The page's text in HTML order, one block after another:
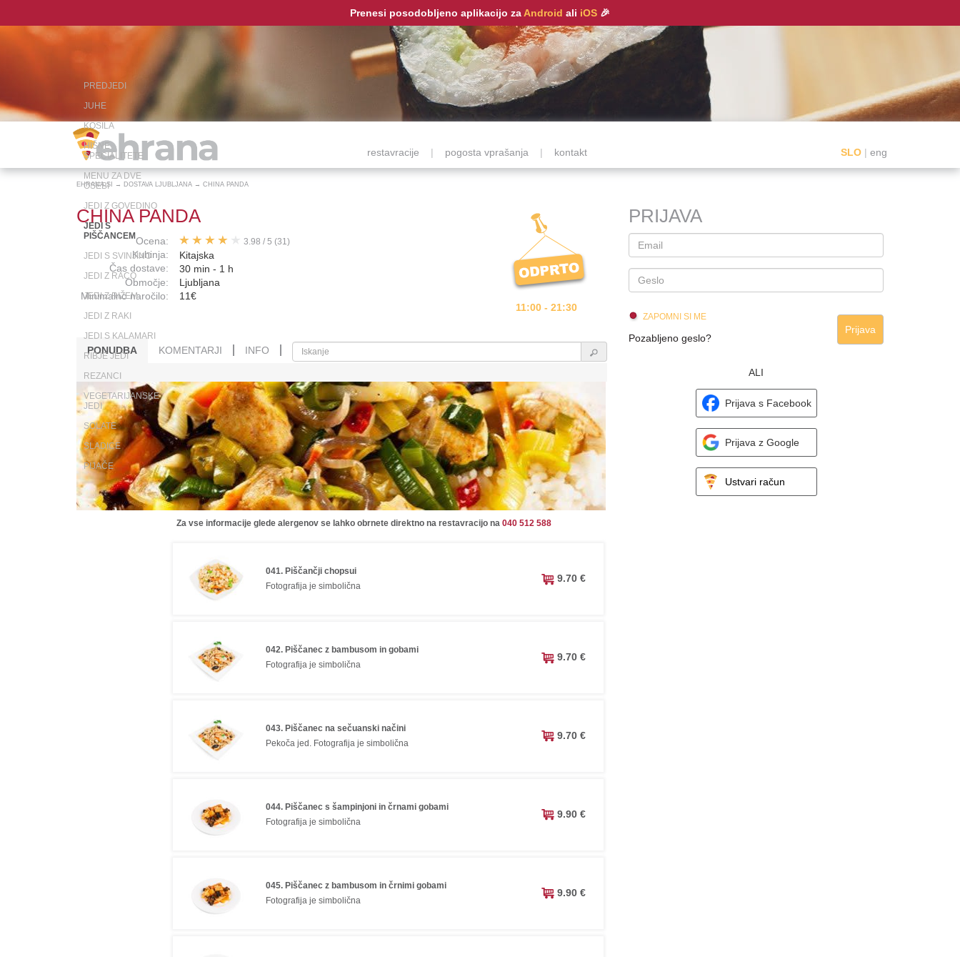
Prenesi posodobljeno aplikacijo za Android ali iOS 🎉
restavracije | pogosta vprašanja | kontakt SLO | eng
EHRANA.SI → DOSTAVA LJUBLJANA → CHINA PANDA
11:00 - 21:30
CHINA PANDA
Ocena:
Kuhinja:
Čas dostave:
3.98 /5 (31)
Kitajska
30 min - 1 h
Območje:
Ljubljana
Minimalno naročilo:
11€
PONUDBA KOMENTARJI INFO
PREDJEDI
JUHE
KOSILA
HIŠNE
SPECIALITETE
MENU ZA DVE
OSEBI
JEDI Z GOVEDINO
JEDI S
PIŠČANCEM
JEDI S SVINJINO
JEDI Z RACO
JEDI Z RIŽEM
JEDI Z RAKI
JEDI S KALAMARI
RIBJE JEDI
REZANCI
VEGETARIJANSKE
JEDI
SOLATE
SLADICE
PIJAČE
Za vse informacije glede alergenov se lahko obrnete direktno na restavracijo na 040 512 588
041. Piščančji chopsui
Fotografija je simbolična
9.70 €
042. Piščanec z bambusom in gobami
Fotografija je simbolična
9.70 €
043. Piščanec na sečuanski načini
Pekoča jed. Fotografija je simbolična
9.70 €
044. Piščanec s šampinjoni in črnami gobami
Fotografija je simbolična
9.90 €
045. Piščanec z bambusom in črnimi gobami
Fotografija je simbolična
9.90 €
PRIJAVA
ZAPOMNI SI ME
Pozabljeno geslo?
Prijava
ALI
Prijava s Facebook
Prijava z Google
Ustvari račun